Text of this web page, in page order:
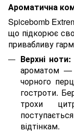
Ароматична
Spicebomb
що підкорює
привабливу
Верхні ноти:
ароматом —
чорного
гостроти.
трохи
відтінкам.